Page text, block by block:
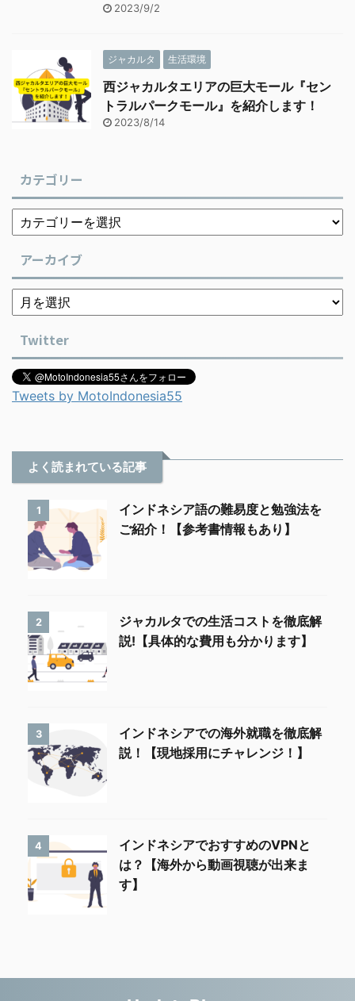
2023/9/2
ジャカルタ 生活環境
西ジャカルタエリアの巨大モール『セン
トラルパークモール』を紹介します！
2023/8/14
カテゴリー
アーカイブ
Twitter
Tweets by MotoIndonesia55
よく読まれている記事
1
インドネシア語の難易度と勉強法を
ご紹介！【参考書情報もあり】
2
ジャカルタでの生活コストを徹底解
説!【具体的な費用も分かります】
3
インドネシアでの海外就職を徹底解
説！【現地採用にチャレンジ！】
4
インドネシアでおすすめのVPNと
は？【海外から動画視聴が出来ま
す】